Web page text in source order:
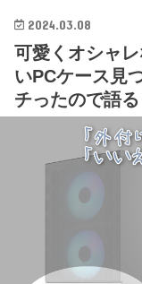
2024.03.08
可愛くオシャ
いPCケース見
チったので語る